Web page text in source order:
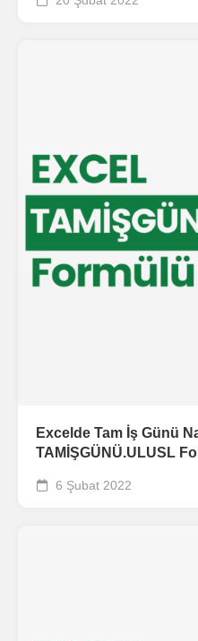
Excelde Tam İş Günü
TAMİŞGÜNÜ.ULUSL
6 Şubat 2022